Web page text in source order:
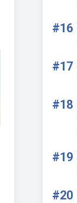
#16
#17
#18
#19
#20